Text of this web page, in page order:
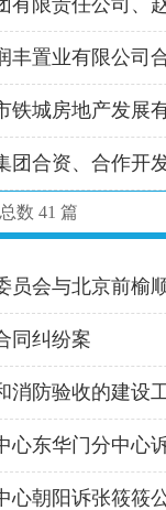
有限责任公司、
丰置业有限公司
铁城房地产发展
团合资、合作开
数 41 篇
员会与北京前榆
同纠纷案
消防验收的建设
心东华门分中心
心朝阳诉张筱筱